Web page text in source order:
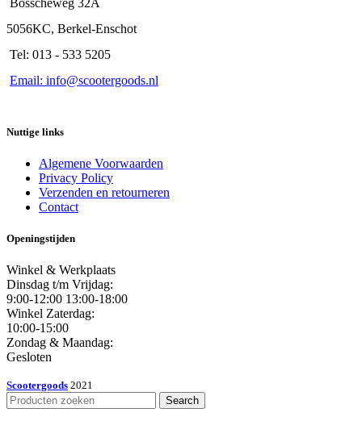
5056KC, Berkel-Enschot
Tel: 013 - 533 5205
Email: info@scootergoods.nl
Nuttige links
Algemene Voorwaarden
Privacy Policy
Verzenden en retourneren
Contact
Openingstijden
Winkel & Werkplaats
Dinsdag t/m Vrijdag:
9:00-12:00 13:00-18:00
Winkel Zaterdag:
10:00-15:00
Zondag & Maandag:
Gesloten
Scootergoods 2021
Search